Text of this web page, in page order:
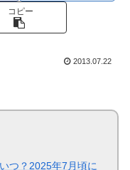
コピー
2013.07.22
つ？2025年7月頃に